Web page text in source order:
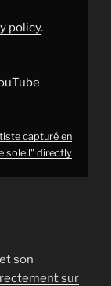
policy.
capturé en
soleil" directly
son
sur